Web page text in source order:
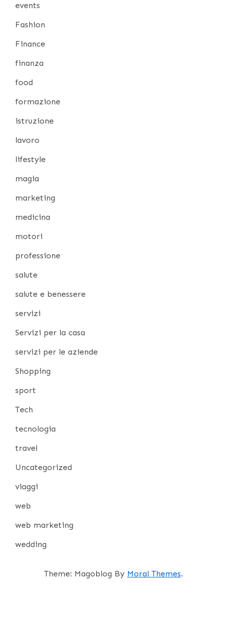
events
Fashion
Finance
finanza
food
formazione
istruzione
lavoro
lifestyle
magia
marketing
medicina
motori
professione
salute
salute e benessere
servizi
Servizi per la casa
servizi per le aziende
Shopping
sport
Tech
tecnologia
travel
Uncategorized
viaggi
web
web marketing
wedding
Theme: Magoblog By Moral Themes.